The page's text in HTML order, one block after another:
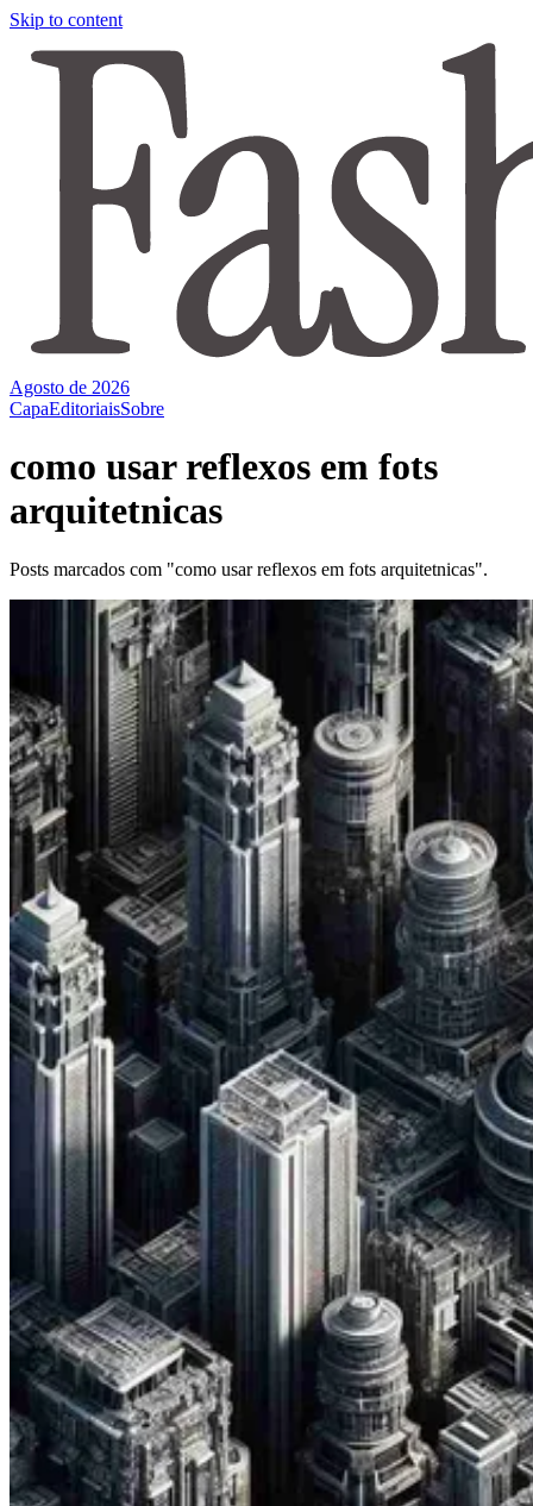
Skip to content
Agosto de 2026
CapaEditoriaisSobre
como usar reflexos em fots
arquitetnicas
Posts marcados com "como usar reflexos em fots arquitetnicas".